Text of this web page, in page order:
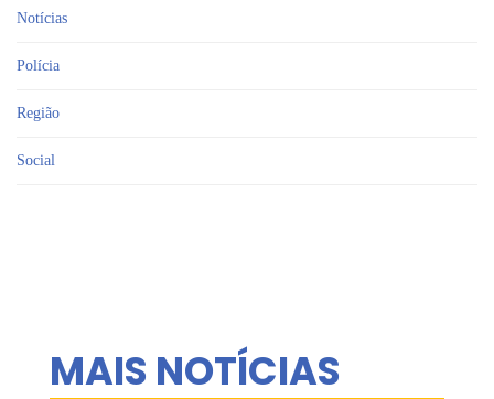
Notícias
Polícia
Região
Social
MAIS NOTÍCIAS